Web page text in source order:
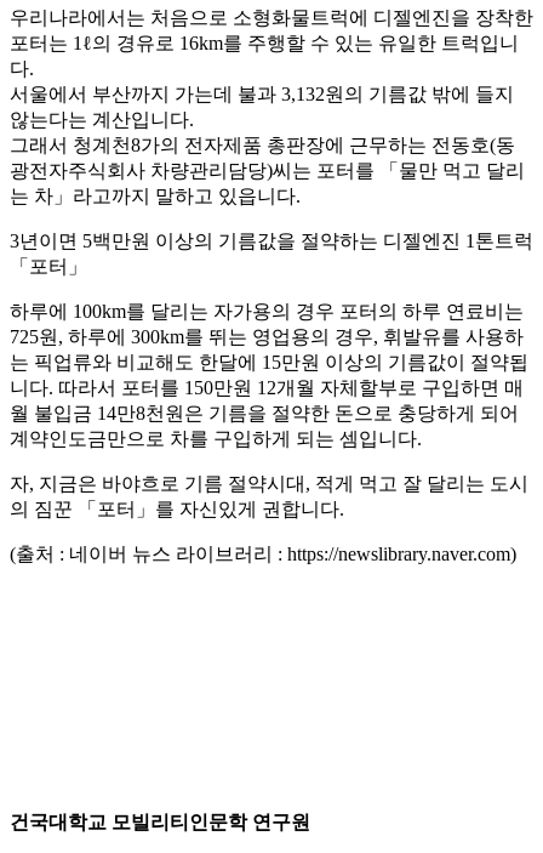
우리나라에서는 처음으로 소형화물트럭에 디젤엔진을 장착한
포터는 1ℓ의 경유로 16km를 주행할 수 있는 유일한 트럭입니
다.
서울에서 부산까지 가는데 불과 3,132원의 기름값 밖에 들지
않는다는 계산입니다.
그래서 청계천8가의 전자제품 총판장에 근무하는 전동호(동
광전자주식회사 차량관리담당)씨는 포터를 「물만 먹고 달리
는 차」라고까지 말하고 있읍니다.
3년이면 5백만원 이상의 기름값을 절약하는 디젤엔진 1톤트럭
「포터」
하루에 100km를 달리는 자가용의 경우 포터의 하루 연료비는
725원, 하루에 300km를 뛰는 영업용의 경우, 휘발유를 사용하
는 픽업류와 비교해도 한달에 15만원 이상의 기름값이 절약됩
니다. 따라서 포터를 150만원 12개월 자체할부로 구입하면 매
월 불입금 14만8천원은 기름을 절약한 돈으로 충당하게 되어
계약인도금만으로 차를 구입하게 되는 셈입니다.
자, 지금은 바야흐로 기름 절약시대, 적게 먹고 잘 달리는 도시
의 짐꾼 「포터」를 자신있게 권합니다.
(출처 : 네이버 뉴스 라이브러리 : https://newslibrary.naver.com)
건국대학교 모빌리티인문학 연구원